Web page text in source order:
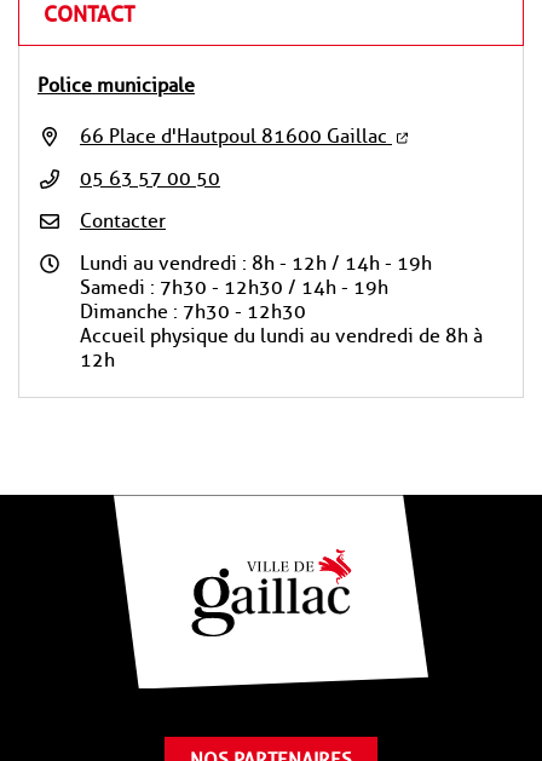
CONTACT
Police municipale
66 Place d'Hautpoul 81600 Gaillac
05 63 57 00 50
Contacter
Lundi au vendredi : 8h - 12h / 14h - 19h
Samedi : 7h30 - 12h30 / 14h - 19h
Dimanche : 7h30 - 12h30
Accueil physique du lundi au vendredi de 8h à
12h